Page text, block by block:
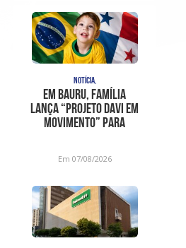
NOTÍCIA,
Em Bauru, família
lança “Projeto Davi em
Movimento” para
Em 07/08/2026